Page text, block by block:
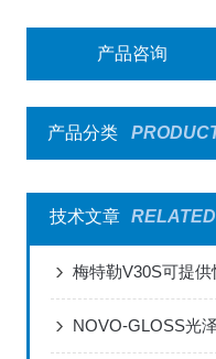
产品咨询
产品分类
技术文章
梅特勒V30S可提
NOVO-GLOSS光